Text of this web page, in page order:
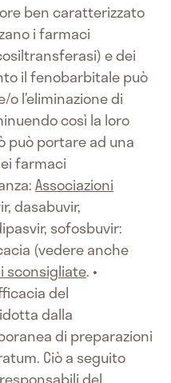
ben caratterizzato
i farmaci
e dei
il fenobarbitale può
l’eliminazione di
così la loro
può portare ad una
farmaci
Associazioni
dasabuvir,
sofosbuvir:
(vedere anche
sconsigliate. •
del
dalla
di preparazioni
Ciò a seguito